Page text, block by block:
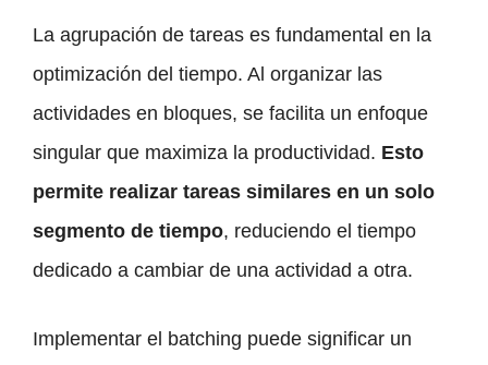
La agrupación de tareas es fundamental en la
optimización del tiempo. Al organizar las
actividades en bloques, se facilita un enfoque
singular que maximiza la productividad. Esto
permite realizar tareas similares en un solo
segmento de tiempo, reduciendo el tiempo
dedicado a cambiar de una actividad a otra.
Implementar el batching puede significar un